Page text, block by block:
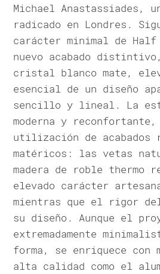
Michael Anastassiades,
radicado en Londres.
carácter minimal de Half
nuevo acabado
cristal blanco mate,
esencial de un diseño
sencillo y lineal. La
moderna y
utilización de acabados
matéricos: las vetas
madera de roble thermo
elevado carácter
mientras que el rigor
su diseño. Aunque el
extremadamente
forma, se enriquece con
alta calidad como el